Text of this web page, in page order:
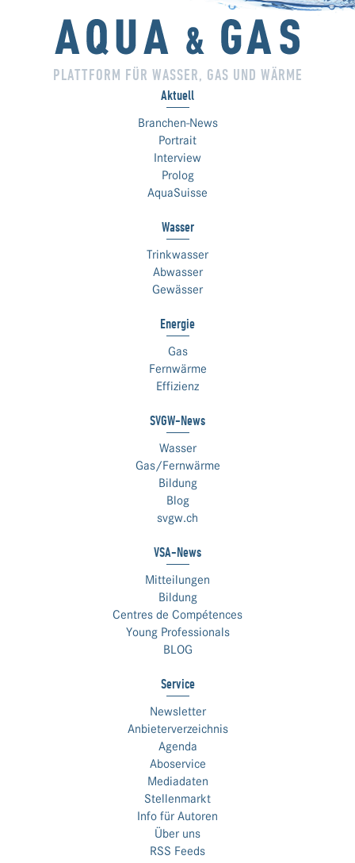
PLATTFORM FÜR WASSER, GAS UND WÄRME
Aktuell
Branchen-News
Portrait
Interview
Prolog
AquaSuisse
Wasser
Trinkwasser
Abwasser
Gewässer
Energie
Gas
Fernwärme
Effizienz
SVGW-News
Wasser
Gas/Fernwärme
Bildung
Blog
svgw.ch
VSA-News
Mitteilungen
Bildung
Centres de Compétences
Young Professionals
BLOG
Service
Newsletter
Anbieterverzeichnis
Agenda
Aboservice
Mediadaten
Stellenmarkt
Info für Autoren
Über uns
RSS Feeds